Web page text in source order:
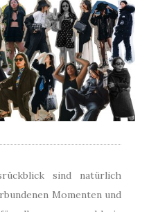
sind natürlich
Momenten und